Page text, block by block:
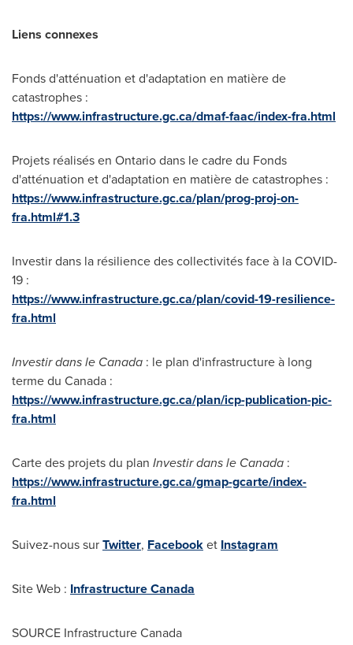
Liens connexes
Fonds d'atténuation et d'adaptation en matière de
catastrophes :
https://www.infrastructure.gc.ca/dmaf-faac/index-fra.html
Projets réalisés en Ontariodans le cadre du Fonds
d'atténuation et d'adaptation en matière de catastrophes :
https://www.infrastructure.gc.ca/plan/prog-proj-on-
fra.html#1.3
Investir dans la résilience des collectivités face à la COVID-
19 :
https://www.infrastructure.gc.ca/plan/covid-19-resilience-
fra.html
Investir dans le Canada : le plan d'infrastructure à long
terme du Canada :
https://www.infrastructure.gc.ca/plan/icp-publication-pic-
fra.html
Carte des projets du plan Investir dans le Canada :
https://www.infrastructure.gc.ca/gmap-gcarte/index-
fra.html
Suivez-nous surTwitter, Facebooket Instagram
Site Web : InfrastructureCanada
SOURCE Infrastructure Canada